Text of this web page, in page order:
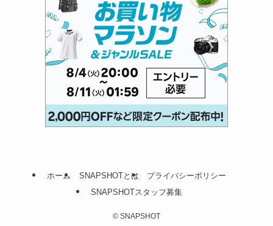
ホーム SNAPSHOTとは
プライバシーポリシー
SNAPSHOTスタッフ募集
© SNAPSHOT